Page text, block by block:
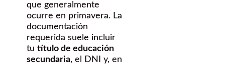
que generalmente
ocurre en primavera. La
documentación
requerida suele incluir
tu título de educación
secundaria, el DNI y, en